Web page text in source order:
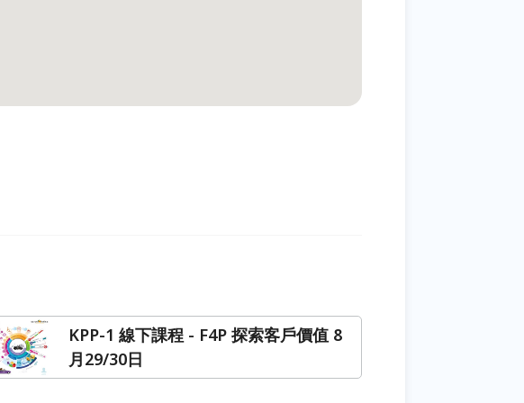
KPP-1 線下課程 - F4P 探索客戶價值 8
月29/30日